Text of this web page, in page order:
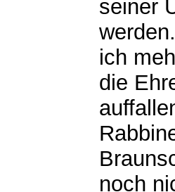
seiner
ich
die
noch